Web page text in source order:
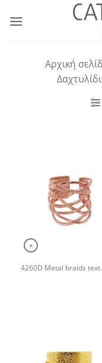
στο
Αρχική
+
4260D Metal